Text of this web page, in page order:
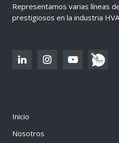
Representamos varias líneas
prestigiosos en la industria
Inicio
Nosotros